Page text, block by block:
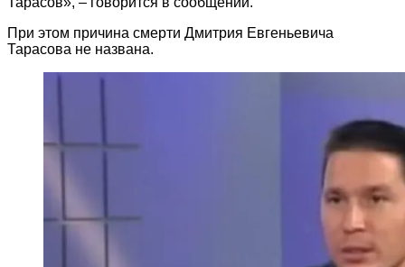
При этом причина смерти Дмитрия Евгеньевича
Тарасова не названа.